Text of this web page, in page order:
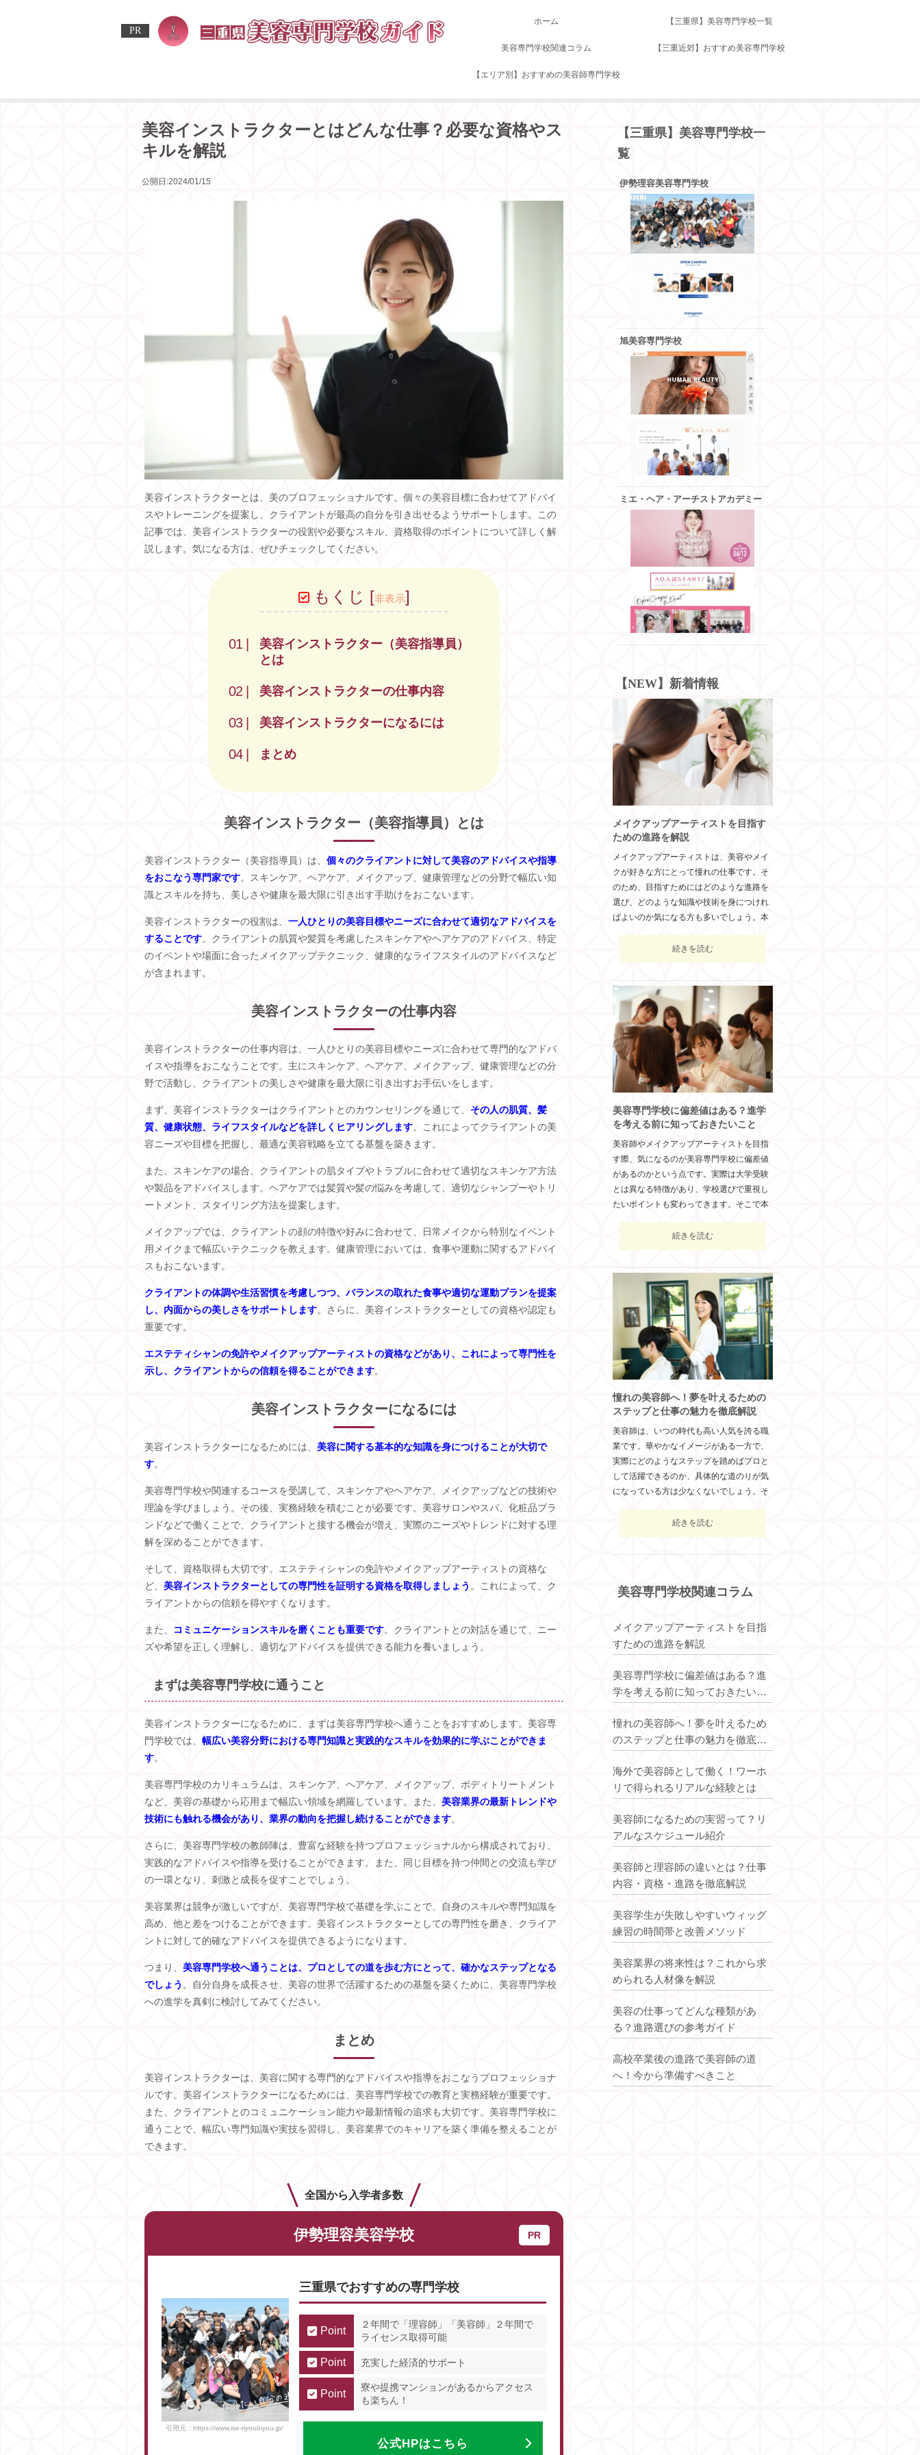
PR
ホーム 【三重県】美容専門学校一覧
美容専門学校関連コラム 【三重近郊】おすすめ美容専門学校
【エリア別】おすすめの美容師専門学校
美容インストラクターとはどんな仕事？必要な資格やス
キルを解説
公開日:2024/01/15
美容インストラクターとは、美のプロフェッショナルです。個々の美容目標に合わせてアドバイ
スやトレーニングを提案し、クライアントが最高の自分を引き出せるようサポートします。この
記事では、美容インストラクターの役割や必要なスキル、資格取得のポイントについて詳しく解
説します。気になる方は、ぜひチェックしてください。
もくじ [非表示]
美容インストラクター（美容指導員）
とは
美容インストラクターの仕事内容
美容インストラクターになるには
まとめ
美容インストラクター（美容指導員）とは
美容インストラクター（美容指導員）は、個々のクライアントに対して美容のアドバイスや指導
をおこなう専門家です。スキンケア、ヘアケア、メイクアップ、健康管理などの分野で幅広い知
識とスキルを持ち、美しさや健康を最大限に引き出す手助けをおこないます。
美容インストラクターの役割は、一人ひとりの美容目標やニーズに合わせて適切なアドバイスを
することです。クライアントの肌質や髪質を考慮したスキンケアやヘアケアのアドバイス、特定
のイベントや場面に合ったメイクアップテクニック、健康的なライフスタイルのアドバイスなど
が含まれます。
美容インストラクターの仕事内容
美容インストラクターの仕事内容は、一人ひとりの美容目標やニーズに合わせて専門的なアドバ
イスや指導をおこなうことです。主にスキンケア、ヘアケア、メイクアップ、健康管理などの分
野で活動し、クライアントの美しさや健康を最大限に引き出すお手伝いをします。
まず、美容インストラクターはクライアントとのカウンセリングを通じて、 その人の肌質、髪
質、健康状態、ライフスタイルなどを詳しくヒアリングします。これによってクライアントの美
容ニーズや目標を把握し、最適な美容戦略を立てる基盤を築きます。
また、スキンケアの場合、クライアントの肌タイプやトラブルに合わせて適切なスキンケア方法
や製品をアドバイスします。ヘアケアでは髪質や髪の悩みを考慮して、適切なシャンプーやトリ
ートメント、スタイリング方法を提案します。
メイクアップでは、クライアントの顔の特徴や好みに合わせて、日常メイクから特別なイベント
用メイクまで幅広いテクニックを教えます。健康管理においては、食事や運動に関するアドバイ
スもおこないます。
クライアントの体調や生活習慣を考慮しつつ、バランスの取れた食事や適切な運動プランを提案
し、内面からの美しさをサポートします。さらに、美容インストラクターとしての資格や認定も
重要です。
エステティシャンの免許やメイクアップアーティストの資格などがあり、これによって専門性を
示し、クライアントからの信頼を得ることができます。
美容インストラクターになるには
美容インストラクターになるためには、美容に関する基本的な知識を身につけることが大切で
す。
美容専門学校や関連するコースを受講して、スキンケアやヘアケア、メイクアップなどの技術や
理論を学びましょう。その後、実務経験を積むことが必要です。美容サロンやスパ、化粧品ブラ
ンドなどで働くことで、クライアントと接する機会が増え、実際のニーズやトレンドに対する理
解を深めることができます。
そして、資格取得も大切です。エステティシャンの免許やメイクアップアーティストの資格な
ど、美容インストラクターとしての専門性を証明する資格を取得しましょう 。これによって、ク
ライアントからの信頼を得やすくなります。
また、 コミュニケーションスキルを磨くことも重要です。クライアントとの対話を通じて、ニー
ズや希望を正しく理解し、適切なアドバイスを提供できる能力を養いましょう。
まずは美容専門学校に通うこと
美容インストラクターになるために、まずは美容専門学校へ通うことをおすすめします。美容専
門学校では、幅広い美容分野における専門知識と実践的なスキルを効果的に学ぶことができま
す。
美容専門学校のカリキュラムは、スキンケア、ヘアケア、メイクアップ、ボディトリートメント
など、美容の基礎から応用まで幅広い領域を網羅しています。また、美容業界の最新トレンドや
技術にも触れる機会があり、業界の動向を把握し続けることができます。
さらに、美容専門学校の教師陣は、豊富な経験を持つプロフェッショナルから構成されており、
実践的なアドバイスや指導を受けることができます。また、同じ目標を持つ仲間との交流も学び
の一環となり、刺激と成長を促すことでしょう。
美容業界は競争が激しいですが、美容専門学校で基礎を学ぶことで、自身のスキルや専門知識を
高め、他と差をつけることができます。美容インストラクターとしての専門性を磨き、クライア
ントに対して的確なアドバイスを提供できるようになります。
つまり、美容専門学校へ通うことは、プロとしての道を歩む方にとって、確かなステップとなる
でしょう 。自分自身を成長させ、美容の世界で活躍するための基盤を築くために、美容専門学校
への進学を真剣に検討してみてください。
まとめ
美容インストラクターは、美容に関する専門的なアドバイスや指導をおこなうプロフェッショナ
ルです。美容インストラクターになるためには、美容専門学校での教育と実務経験が重要です。
また、クライアントとのコミュニケーション能力や最新情報の追求も大切です。美容専門学校に
通うことで、幅広い専門知識や実技を習得し、美容業界でのキャリアを築く準備を整えることが
できます。
全国から入学者多数
伊勢理容美容学校
引用元：https://www.ise-riyoubiyou.jp/
三重県でおすすめの専門学校
Point
２年間で「理容師」「美容師」２年間で
ライセンス取得可能
Point 充実した経済的サポート
Point
寮や提携マンションがあるからアクセス
も楽ちん！
公式HPはこちら
【三重県】美容専門学校一
覧
伊勢理容美容専門学校
旭美容専門学校
ミエ・ヘア・アーチストアカデミー
【NEW】新着情報
メイクアップアーティストを目指す
ための進路を解説
メイクアップアーティストは、美容やメイ
クが好きな方にとって憧れの仕事です。そ
のため、目指すためにはどのような進路を
選び、どのような知識や技術を身につけれ
ばよいのか気になる方も多いでしょう。本
続きを読む
美容専門学校に偏差値はある？進学
を考える前に知っておきたいこと
美容師やメイクアップアーティストを目指
す際、気になるのが美容専門学校に偏差値
があるのかという点です。実際は大学受験
とは異なる特徴があり、学校選びで重視し
たいポイントも変わってきます。そこで本
続きを読む
憧れの美容師へ！夢を叶えるための
ステップと仕事の魅力を徹底解説
美容師は、いつの時代も高い人気を誇る職
業です。華やかなイメージがある一方で、
実際にどのようなステップを踏めばプロと
して活躍できるのか、具体的な道のりが気
になっている方は少なくないでしょう。そ
続きを読む
美容専門学校関連コラム
メイクアップアーティストを目指
すための進路を解説
美容専門学校に偏差値はある？進
学を考える前に知っておきたいこ
憧れの美容師へ！夢を叶えるため
のステップと仕事の魅力を徹底解
海外で美容師として働く！ワーホ
リで得られるリアルな経験とは
美容師になるための実習って？リ
アルなスケジュール紹介
美容師と理容師の違いとは？仕事
内容・資格・進路を徹底解説
美容学生が失敗しやすいウィッグ
練習の時間帯と改善メソッド
美容業界の将来性は？これから求
められる人材像を解説
美容の仕事ってどんな種類があ
る？進路選びの参考ガイド
高校卒業後の進路で美容師の道
へ！今から準備すべきこと